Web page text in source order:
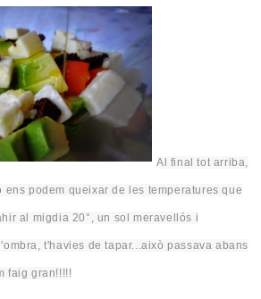
Al final tot arriba,
ens podem queixar de les temperatures que
al migdia 20° , un sol meravellós i
t'havies de tapar...això passava abans
faig gran!!!!!